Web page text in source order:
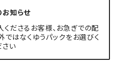
お知らせ
ださるお客様、お急ぎでの配
はなくゆうパックをお選びく
さい